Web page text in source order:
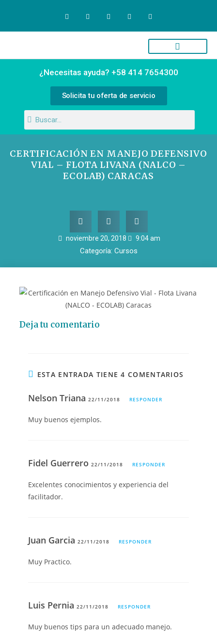
¿Necesitas ayuda? +58 414 7654300
Solicita tu oferta de servicio
CERTIFICACIÓN EN MANEJO DEFENSIVO
VIAL – FLOTA LIVANA (NALCO –
ECOLAB) CARACAS
noviembre 20, 2018 9:04 am
Categoría: Cursos
Deja tu comentario
ESTA ENTRADA TIENE 4 COMENTARIOS
Nelson Triana22/11/2018 RESPONDER
Muy buenos ejemplos.
Fidel Guerrero22/11/2018 RESPONDER
Excelentes conocimientos y experiencia del
facilitador.
Juan Garcia22/11/2018 RESPONDER
Muy Practico.
Luis Pernia22/11/2018 RESPONDER
Muy buenos tips para un adecuado manejo.